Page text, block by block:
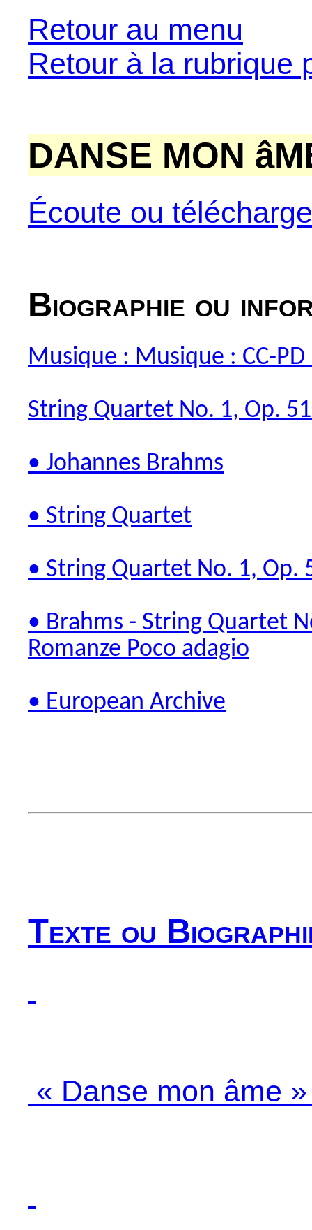
Retour au menu
Retour à la rubrique
DANSE MON
Écoute ou
Biographie ou
Musique : Musique : CC-
String Quartet No. 1, Op.
• Johannes Brahms
• String Quartet
• String Quartet No. 1, Op.
• Brahms - String Quartet
Romanze Poco adagio
• European Archive
Texte ou
« Danse mon âme